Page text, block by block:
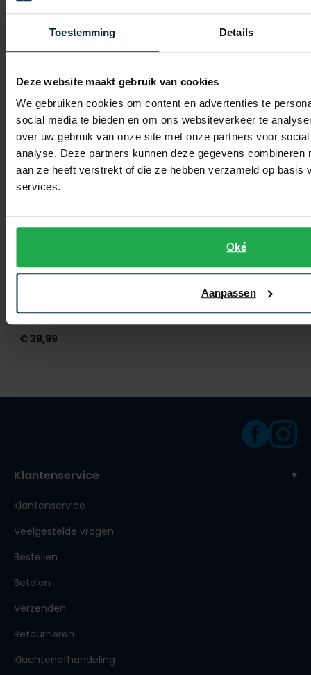
Toestemming Details
Deze website maakt gebruik van cookies
We gebruiken cookies om content en advertenties te
social media te bieden en om ons websiteverkeer te
over uw gebruik van onze site met onze partners voor
analyse. Deze partners kunnen deze gegevens combineren
aan ze heeft verstrekt of die ze hebben verzameld op basis
services.
Oké
Aanpassen
€ 29,99
€ 39,99
Klantenservice
Klantenservice
Veelgestelde vragen
Bestellen
Betalen
Verzenden
Retourneren
Klachtenafhandeling